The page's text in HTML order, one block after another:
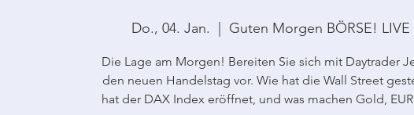
Do., 04. Jan. Guten Morgen BÖRSE!
Die Lage am Morgen! Bereiten Sie sich mit Daytrader
den neuen Handelstag vor. Wie hat die Wall Street
hat der DAX Index eröffnet, und was machen Gold,